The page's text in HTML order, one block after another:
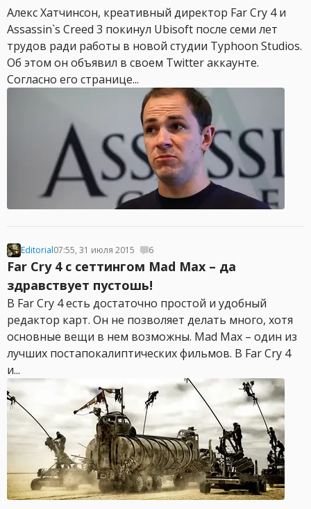
Алекс Хатчинсон, креативный директор Far Cry 4 и
Assassin`s Creed 3 покинул Ubisoft после семи лет
трудов ради работы в новой студии Typhoon Studios.
Об этом он объявил в своем Twitter аккаунте.
Согласно его странице...
Editorial07:55, 31 июля 2015 6
Far Cry 4 с сеттингом Mad Max – да
здравствует пустошь!
В Far Cry 4 есть достаточно простой и удобный
редактор карт. Он не позволяет делать много, хотя
основные вещи в нем возможны. Mad Max – один из
лучших постапокалиптических фильмов. В Far Cry 4
и...